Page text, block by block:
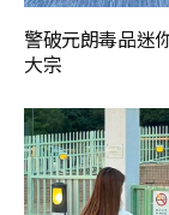
警破元朗毒品迷
大宗